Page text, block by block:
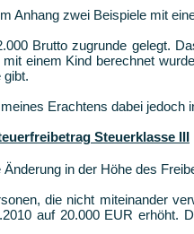
Anhang zwei Beispiele mit
Brutto zugrunde gelegt.
einem Kind berechnet
gibt.
Erachtens dabei jedoch
Steuerklasse III
in der Höhe des
die nicht miteinander
auf 20.000 EUR erhöht.